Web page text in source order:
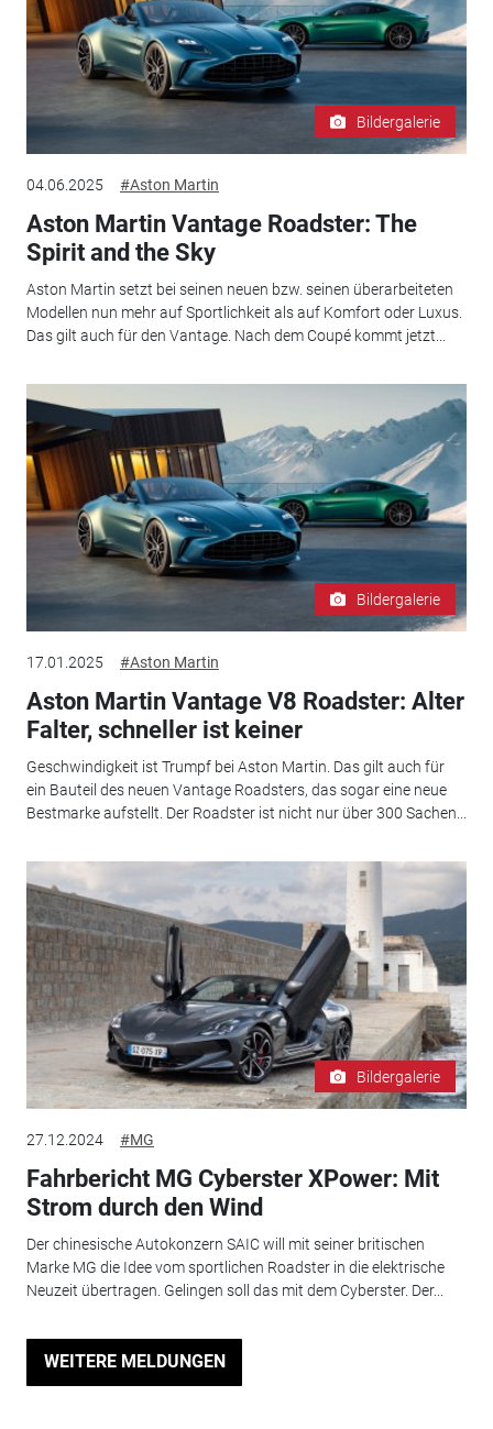
Bildergalerie
04.06.2025 #Aston Martin
Aston Martin Vantage Roadster: The
Spirit and the Sky
Aston Martin setzt bei seinen neuen bzw. seinen überarbeiteten
Modellen nun mehr auf Sportlichkeit als auf Komfort oder Luxus.
Das gilt auch für den Vantage. Nach dem Coupé kommt jetzt...
Bildergalerie
17.01.2025 #Aston Martin
Aston Martin Vantage V8 Roadster: Alter
Falter, schneller ist keiner
Geschwindigkeit ist Trumpf bei Aston Martin. Das gilt auch für
ein Bauteil des neuen Vantage Roadsters, das sogar eine neue
Bestmarke aufstellt. Der Roadster ist nicht nur über 300 Sachen...
Bildergalerie
27.12.2024 #MG
Fahrbericht MG Cyberster XPower: Mit
Strom durch den Wind
Der chinesische Autokonzern SAIC will mit seiner britischen
Marke MG die Idee vom sportlichen Roadster in die elektrische
Neuzeit übertragen. Gelingen soll das mit dem Cyberster. Der...
WEITERE MELDUNGEN